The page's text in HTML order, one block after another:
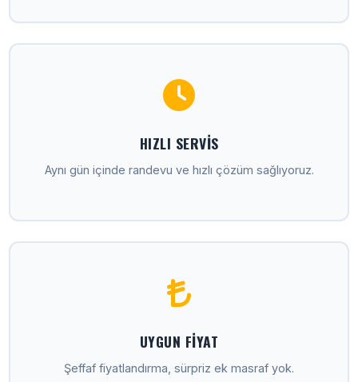
HIZLI SERVIS
Aynı gün içinde randevu ve hızlı çözüm sağlıyoruz.
UYGUN FIYAT
Şeffaf fiyatlandırma, sürpriz ek masraf yok.